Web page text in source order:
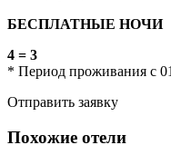
БЕСПЛАТНЫЕ НОЧИ
4 = 3
* Период проживания с
Отправить заявку
Похожие отели